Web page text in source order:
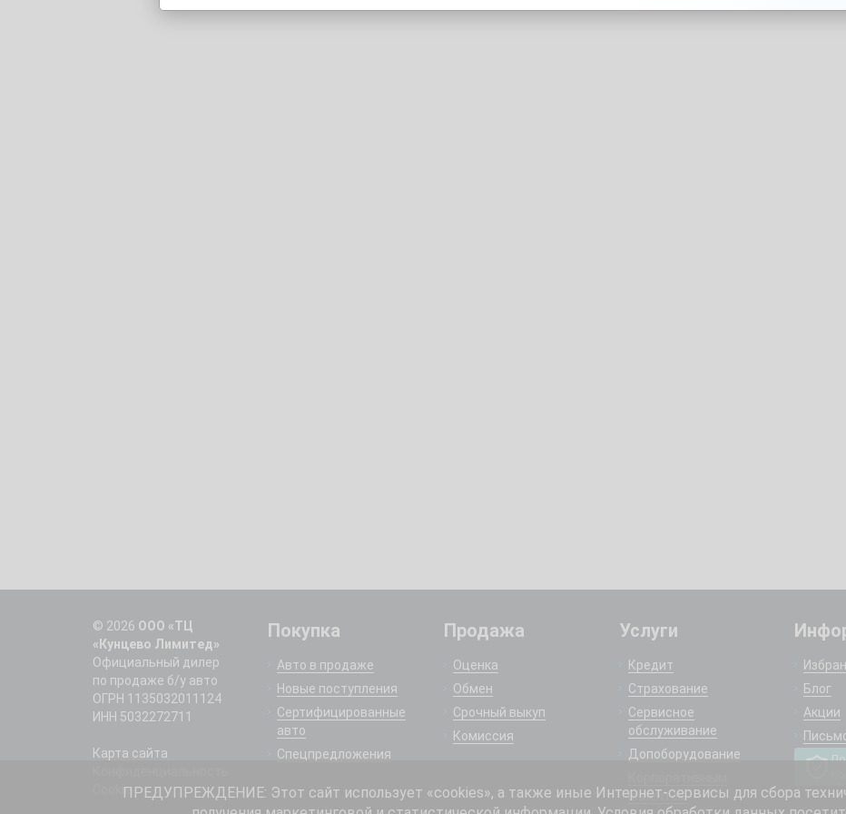
© 2026 ООО «ТЦ
«Кунцево Лимитед»
Официальный дилер
по продаже б/у авто
ОГРН 1135032011124
ИНН 5032272711
Карта сайта
Cookie
Покупка
Авто в продаже
Новые поступления
Сертифицированные
авто
Спецпредложения
Продажа
Оценка
Обмен
Срочный выкуп
Комиссия
Услуги
Кредит
Страхование
Сервисное
обслуживание
Допоборудование
клиентам
Блог
Акции
ПРЕДУПРЕЖДЕНИЕ: Этот сайт использует «cookies», а также иные Интернет-сервисы для сбора